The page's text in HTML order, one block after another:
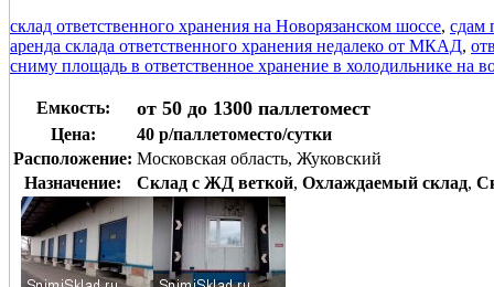
склад ответственного хранения на Новорязанском шоссе, сдам
аренда склада ответственного хранения недалеко от МКАД,
сниму площадь в ответственное хранение в холодильнике на
Емкость: от 50 до 1300 паллетомест
Цена:
40 р/паллетоместо/сутки
Расположение: Московская область, Жуковский
Назначение:
Склад с ЖД веткой, Охлаждаемый склад,